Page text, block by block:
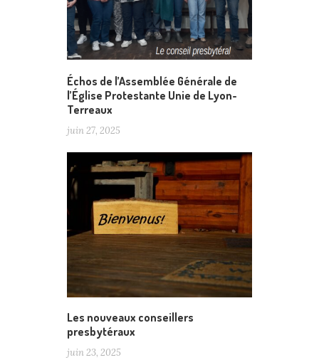
Échos de l’Assemblée Générale de
l’Église Protestante Unie de Lyon-
Terreaux
juin 27, 2025
Les nouveaux conseillers
presbytéraux
juin 23, 2025